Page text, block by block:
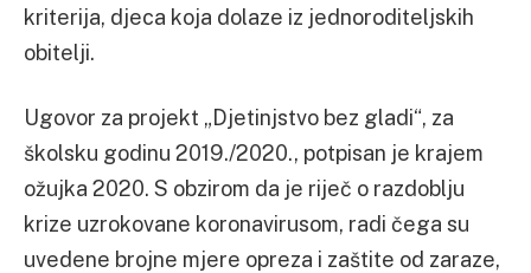
kriterija, djeca koja dolaze iz jednoroditeljskih
obitelji.
Ugovor za projekt „Djetinjstvo bez gladi“, za
školsku godinu 2019./2020., potpisan je krajem
ožujka 2020. S obzirom da je riječ o razdoblju
krize uzrokovane koronavirusom, radi čega su
uvedene brojne mjere opreza i zaštite od zaraze,